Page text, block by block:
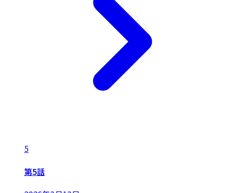
5
第5話